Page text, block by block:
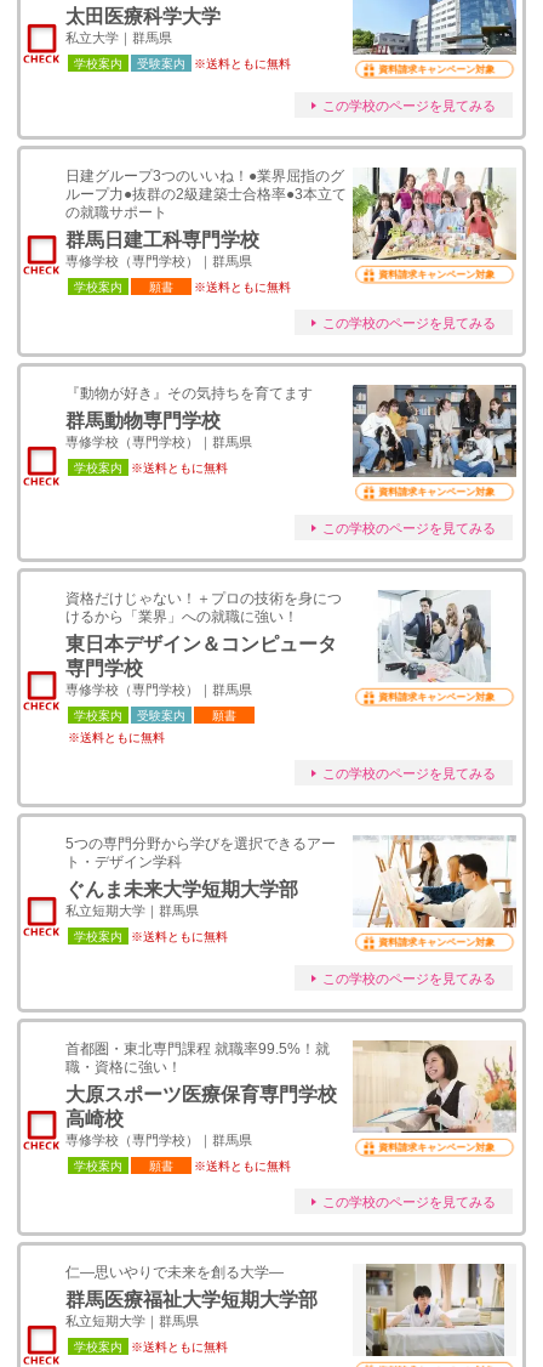
太田医療科学大学
私立大学｜群馬県
学校案内 受験案内 ※送料ともに無料 資料請求キャンペーン対象
この学校のページを見てみる
日建グループ3つのいいね！●業界屈指のグ
ループ力●抜群の2級建築士合格率●3本立て
の就職サポート
群馬日建工科専門学校
専修学校（専門学校）｜群馬県
学校案内 願書 ※送料ともに無料
資料請求キャンペーン対象
この学校のページを見てみる
『動物が好き』その気持ちを育てます
群馬動物専門学校
専修学校（専門学校）｜群馬県
学校案内 ※送料ともに無料
資料請求キャンペーン対象
この学校のページを見てみる
資格だけじゃない！＋プロの技術を身につ
けるから「業界」への就職に強い！
東日本デザイン＆コンピュータ
専門学校
専修学校（専門学校）｜群馬県
学校案内 受験案内
願書
※送料ともに無料
資料請求キャンペーン対象
この学校のページを見てみる
5つの専門分野から学びを選択できるアー
ト・デザイン学科
ぐんま未来大学短期大学部
私立短期大学｜群馬県
学校案内 ※送料ともに無料 資料請求キャンペーン対象
この学校のページを見てみる
首都圏・東北専門課程 就職率99.5%！就
職・資格に強い！
大原スポーツ医療保育専門学校
高崎校
専修学校（専門学校）｜群馬県
学校案内 願書 ※送料ともに無料
資料請求キャンペーン対象
この学校のページを見てみる
仁―思いやりで未来を創る大学―
群馬医療福祉大学短期大学部
私立短期大学｜群馬県
学校案内 ※送料ともに無料